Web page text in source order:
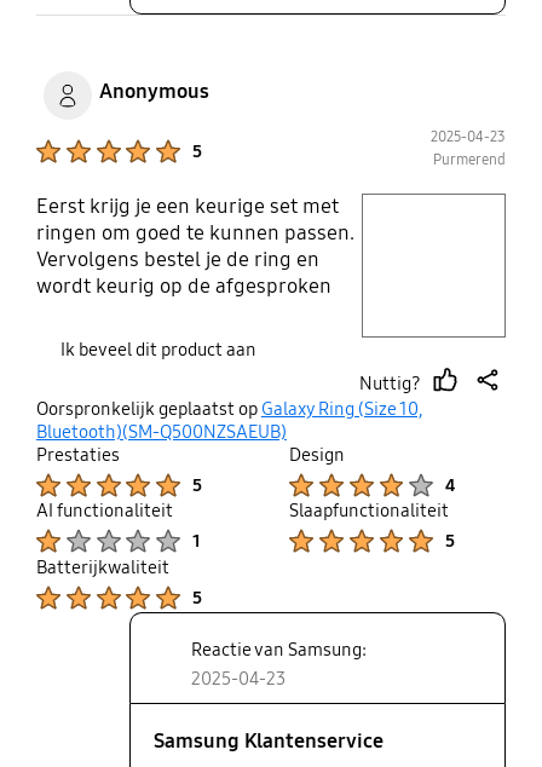
Anonymous
5
2025-04-23
Purmerend
Eerst krijg je een keurige set met
ringen om goed te kunnen passen.
Vervolgens bestel je de ring en
wordt keurig op de afgesproken
makkelijk op je telefoon. Je went
zeer snel aan de ring. Informatie
in de Samsung health app. Je hebt
van deze ring in de nacht geen
last. Enige wat je heel licht ziet is
een groen en of rood lampje maar
beter dan je horloge wat veel licht
geeft. Horloge gaat "ruiken" als je
deze dag en nacht om hebt. Doet
deze ring niet en je kunt de ring
makkelijker schoonmaken. Ik raad
de ring zeer zeker aan
Ik beveel dit product aan
Nuttig?
Oorspronkelijk geplaatst op Galaxy Ring (Size 10,
Bluetooth)(SM-Q500NZSAEUB)
Prestaties
5
Design
4
AI functionaliteit
1
Slaapfunctionaliteit
5
Batterijkwaliteit
5
Reactie van Samsung:
2025-04-23
Samsung Klantenservice